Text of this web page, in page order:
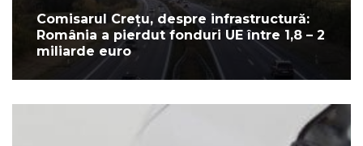
Comisarul Crețu, despre infrastructură:
România a pierdut fonduri UE între 1,8 – 2
miliarde euro